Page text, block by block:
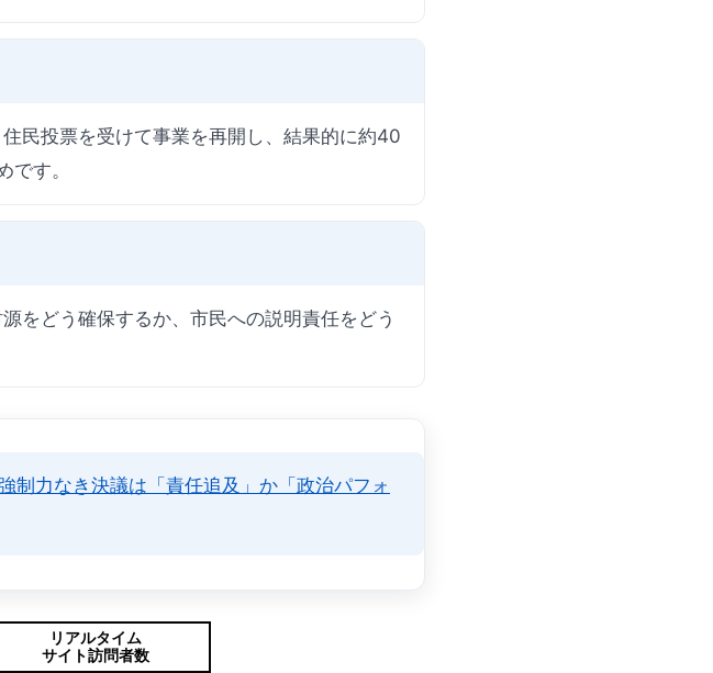
民投票を受けて事業を再開し、結果的に約40
す。
をどう確保するか、市民への説明責任をどう
力なき決議は「責任追及」か「政治パフォ
リアルタイム
サイト訪問者数